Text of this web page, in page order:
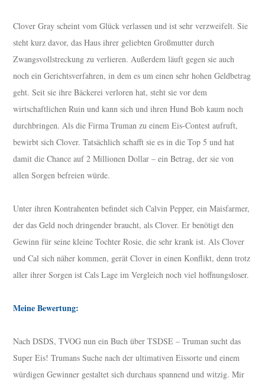
Clover Gray scheint vom Glück verlassen und ist sehr verzweifelt. Sie
steht kurz davor, das Haus ihrer geliebten Großmutter durch
Zwangsvollstreckung zu verlieren. Außerdem läuft gegen sie auch
noch ein Gerichtsverfahren, in dem es um einen sehr hohen Geldbetrag
geht. Seit sie ihre Bäckerei verloren hat, steht sie vor dem
wirtschaftlichen Ruin und kann sich und ihren Hund Bob kaum noch
durchbringen. Als die Firma Truman zu einem Eis-Contest aufruft,
bewirbt sich Clover. Tatsächlich schafft sie es in die Top 5 und hat
damit die Chance auf 2 Millionen Dollar – ein Betrag, der sie von
allen Sorgen befreien würde.
Unter ihren Kontrahenten befindet sich Calvin Pepper, ein Maisfarmer,
der das Geld noch dringender braucht, als Clover. Er benötigt den
Gewinn für seine kleine Tochter Rosie, die sehr krank ist. Als Clover
und Cal sich näher kommen, gerät Clover in einen Konflikt, denn trotz
aller ihrer Sorgen ist Cals Lage im Vergleich noch viel hoffnungsloser.
Meine Bewertung:
Nach DSDS, TVOG nun ein Buch über TSDSE – Truman sucht das
Super Eis! Trumans Suche nach der ultimativen Eissorte und einem
würdigen Gewinner gestaltet sich durchaus spannend und witzig. Mir